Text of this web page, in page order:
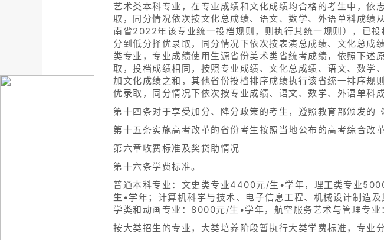
艺术类本科专业，在专业成绩和文化成绩均合格的考生中，依
取，同分情况依次按文化总成绩、语文、数学、外语单科成绩
南省2022年该专业统一投档规则，则执行其统一规则），已
分到低分择优录取，同分情况下依次按表演总成绩、文化总
类专业，专业成绩使用生源省份美术类省统考成绩，依照下述
取，投档成绩相同，按照专业成绩、文化总成绩、语文、数学
加文化成绩之和，其他省份投档排序成绩执行该省统一排序规
优录取，同分情况下依次按专业成绩、语文、数学、外语单科
第十四条对于享受加分、降分政策的考生，遵照教育部颁发的
第十五条实施高考改革的省份考生按照当地公布的高考综合改
第六章收费标准及奖贷助情况
第十六条学费标准。
普通本科专业：文史类专业4400元/生•学年，理工类专业
生•学年；计算机科学与技术、电子信息工程、机械设计制造
学类和动画专业：8000元/生•学年，航空服务艺术与管理专
按大类招生的专业，大类培养阶段暂执行大类学费标准，专业